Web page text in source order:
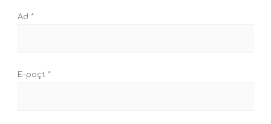
Ad *
E-poçt *